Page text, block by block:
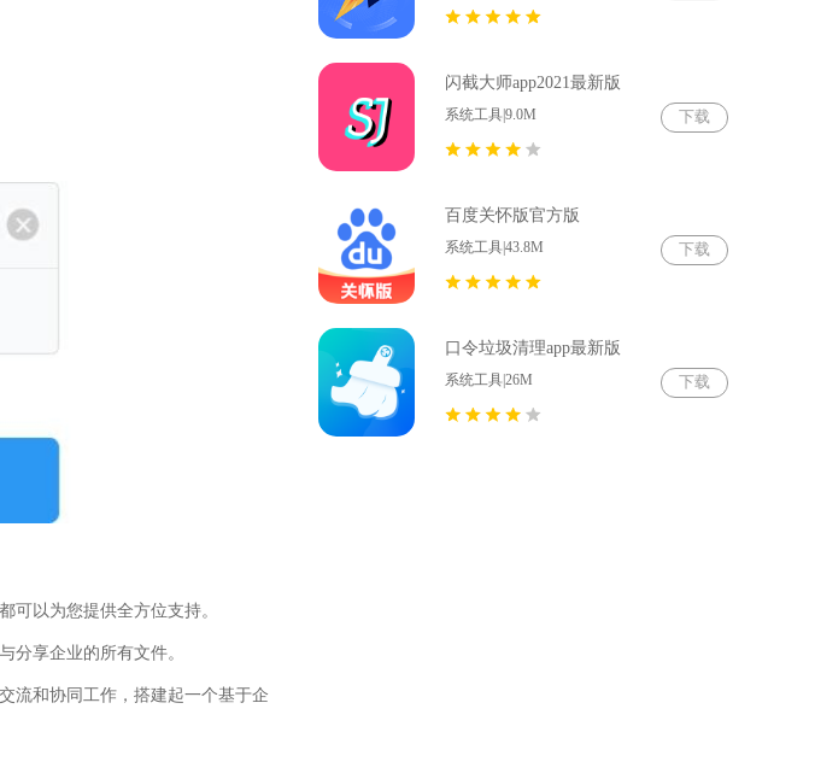
可以为您提供全方位支持。
分享企业的所有文件。
流和协同工作，搭建起一个基于企
闪截大师app2021最新版
系统工具|9.0M 下载
百度关怀版官方版
系统工具|43.8M 下载
口令垃圾清理app最新版
系统工具|26M 下载